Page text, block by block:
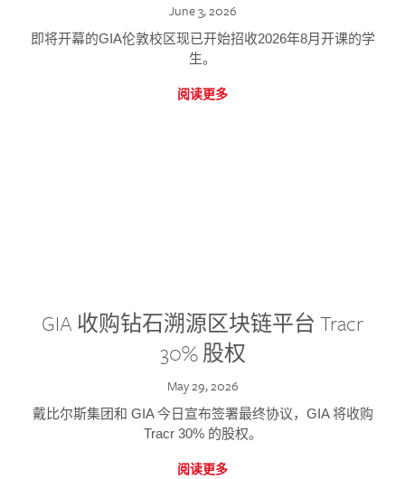
June 3, 2026
即将开幕的GIA伦敦校区现已开始招收2026年8月开课的学
生。
阅读更多
GIA 收购钻石溯源区块链平台 Tracr
30% 股权
May 29, 2026
戴比尔斯集团和 GIA 今日宣布签署最终协议，GIA 将收购
Tracr 30% 的股权。
阅读更多